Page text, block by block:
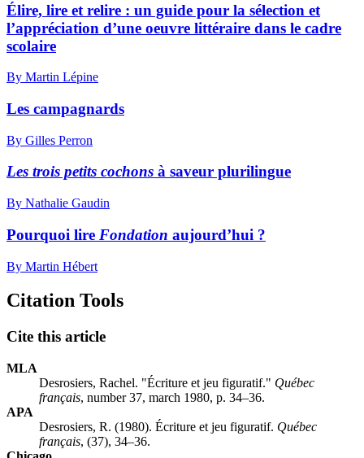
Élire, lire et relire : un guide pour la sélection et
l’appréciation d’une oeuvre littéraire dans le cadre
scolaire
By Martin Lépine
Les campagnards
By Gilles Perron
Les trois petits cochons à saveur plurilingue
By Nathalie Gaudin
Pourquoi lire Fondation aujourd’hui ?
By Martin Hébert
Citation Tools
Cite this article
MLA
Desrosiers, Rachel. "Écriture et jeu figuratif." Québec
français, number 37, march 1980, p. 34–36.
APA
Desrosiers, R. (1980). Écriture et jeu figuratif. Québec
français, (37), 34–36.